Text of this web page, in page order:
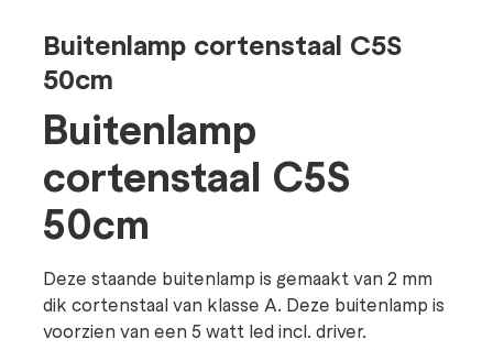
Buitenlamp cortenstaal C5S
50cm
Buitenlamp
cortenstaal C5S
50cm
Deze staande buitenlamp is gemaakt van 2 mm
dik cortenstaal van klasse A. Deze buitenlamp is
voorzien van een 5 watt led incl. driver.